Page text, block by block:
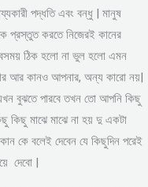
পদ্ধতি এবং বন্ধু | মানুষ
প্রস্তুত করতে নিজেরই কানের
ঠিক হলো না ভুল হলো এমন
আর কানও আপনার, অন্য কারো নয়|
বুঝতে পারবে তখন তো আপনি কিছু
কিছু মাঝে মাঝে না হয় দু একটা
কে বলেই দেবেন যে কিছুদিন পরেই
দেবো |